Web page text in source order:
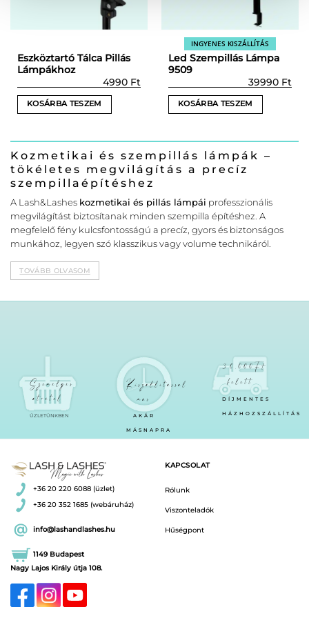
ki
Eszköztartó Tálca Pillás
Lámpákhoz
4990 Ft
KOSÁRBA TESZEM
INGYENES KISZÁLLÍTÁS
Led Szempillás Lámpa
9509
39990 Ft
KOSÁRBA TESZEM
Kozmetikai és szempillás lámpák –
tökéletes megvilágítás a precíz
szempillaépítéshez
A Lash&Lashes kozmetikai és pillás lámpái professzionális
megvilágítást biztosítanak minden szempilla építéshez. A
megfelelő fény kulcsfontosságú a precíz, gyors és biztonságos
munkához, legyen szó klasszikus vagy volume technikáról.
TOVÁBB OLVASOM
Személyes
átvétel
ÜZLETÜNKBEN
Kiszállítással
már
AKÁR
MÁSNAPRA
30.000Ft
felett
DÍJMENTES
HÁZHOZSZÁLLÍTÁS
+36 20 220 6088 (üzlet)
+36 20 352 1685 (webáruház)
info@lashandlashes.hu
1149 Budapest
Nagy Lajos Király útja 108.
KAPCSOLAT
Rólunk
Viszonteladók
Hűségpont